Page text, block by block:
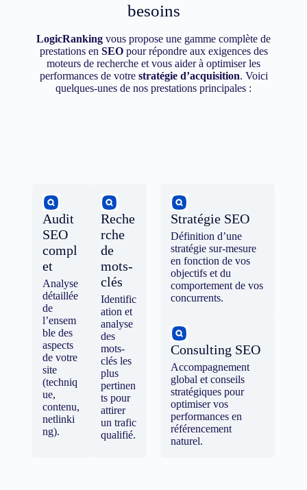
besoins
LogicRanking vous propose une gamme complète de
prestations en SEOpour répondre aux exigences des
moteurs de recherche et vous aider à optimiser les
performances de votre stratégie d’acquisition. Voici
quelques-unes de nos prestations principales :
Audit
SEO
compl
et
Analyse
détaillée
de
l’ensem
ble des
aspects
de votre
site
(techniq
ue,
contenu,
netlinki
ng).
Reche
rche
de
mots-
clés
Identific
ation et
analyse
des
mots-
clés les
plus
pertinen
ts pour
attirer
un trafic
qualifié.
Stratégie SEO
Définition d’une
stratégie sur-mesure
en fonction de vos
objectifs et du
comportement de vos
concurrents.
Consulting SEO
Accompagnement
global et conseils
stratégiques pour
optimiser vos
performances en
référencement
naturel.